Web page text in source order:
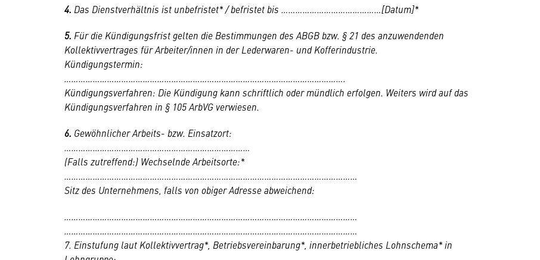
4. Das Dienstverhältnis ist unbefristet* / befristet bis ……………………………………[Datum]*
5. Für die Kündigungsfrist gelten die Bestimmungen des ABGB bzw. § 21 des anzuwendenden
Kollektivvertrages für Arbeiter/innen in der Lederwaren- und Kofferindustrie.
Kündigungstermin:
……………………………………………………………………………………………………….
Kündigungsverfahren: Die Kündigung kann schriftlich oder mündlich erfolgen. Weiters wird auf das
Kündigungsverfahren in § 105 ArbVG verwiesen.
6. Gewöhnlicher Arbeits- bzw. Einsatzort:
……………………………………………………………………
(Falls zutreffend:) Wechselnde Arbeitsorte:*
……………………………………………………………………………………………………………
Sitz des Unternehmens, falls von obiger Adresse abweichend:
……………………………………………………………………………………………………………
……………………………………………………………………………………………………………
7. Einstufung laut Kollektivvertrag*, Betriebsvereinbarung*, innerbetriebliches Lohnschema* in